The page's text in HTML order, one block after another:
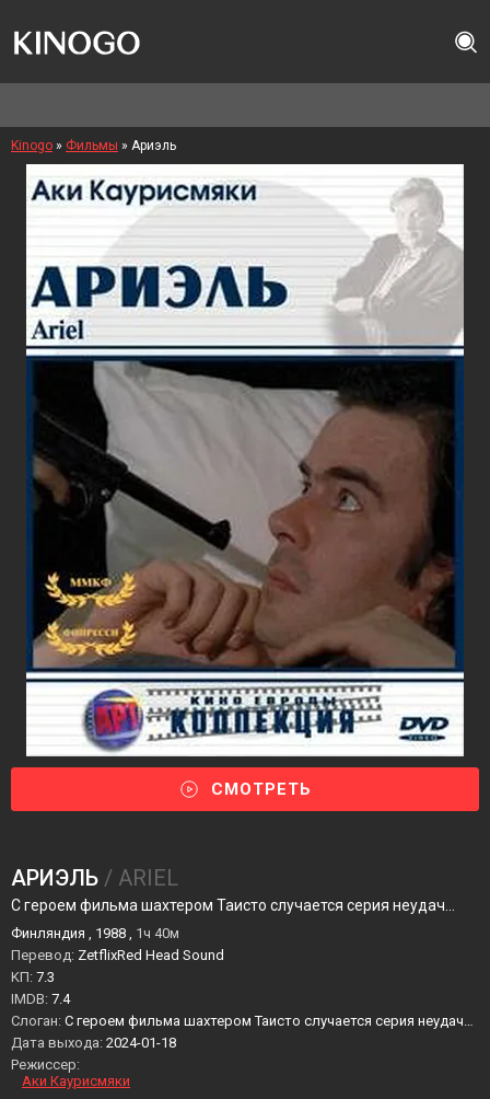
Kinogo » Фильмы » Ариэль
СМОТРЕТЬ
АРИЭЛЬ / ARIEL
С героем фильма шахтером Таисто случается серия неудач...
Финляндия , 1988 , 1ч 40м
Перевод: ZetflixRed Head Sound
KП: 7.3
IMDB: 7.4
Слоган: С героем фильма шахтером Таисто случается серия неудач…
Дата выхода: 2024-01-18
Режиссер:
Аки Каурисмяки